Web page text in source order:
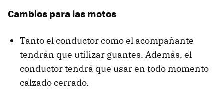
Cambios para las motos
Tanto el conductor como el acompañante
tendrán que utilizar guantes. Además, el
conductor tendrá que usar en todo momento
calzado cerrado.